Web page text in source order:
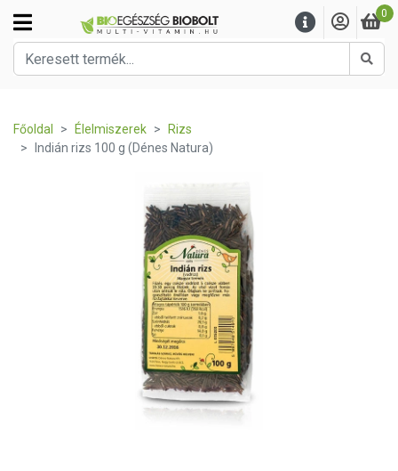
0
Főoldal Élelmiszerek
Rizs
Indián rizs 100 g (Dénes Natura)